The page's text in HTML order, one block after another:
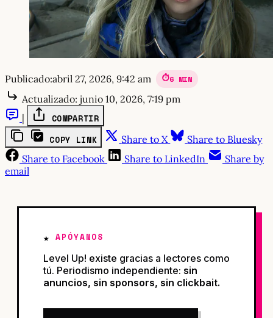
Publicado:abril 27, 2026, 9:42 am 6 MIN
Actualizado: junio 10, 2026, 7:19 pm
|
COMPARTIR
COPY LINK
Share to X
Share to Bluesky
Share to Facebook
Share to LinkedIn
Share by
email
APÓYANOS
Level Up! existe gracias a lectores como
tú. Periodismo independiente: sin
anuncios, sin sponsors, sin clickbait.